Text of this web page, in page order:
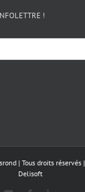
!
| Tous droits réservés |
Delisoft